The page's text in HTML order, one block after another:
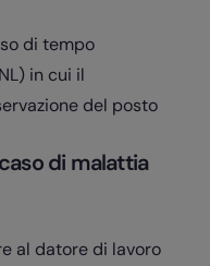
di tempo
in cui il
del posto
di malattia
al datore di lavoro